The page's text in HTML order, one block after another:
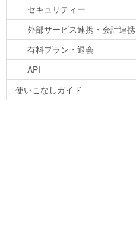
セキュリティー
外部サービス連携・会計連携
有料プラン・退会
API
使いこなしガイド